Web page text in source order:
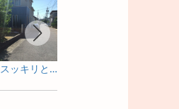
明るくスッキリと劇的に変身したリフォーム外構